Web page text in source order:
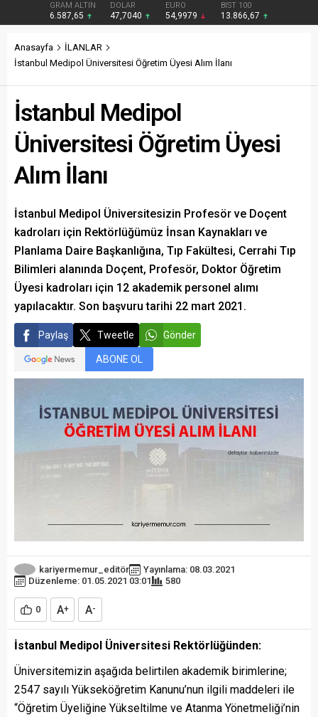
GRAM ALTIN
6.587,65
DOLAR
47,7040
EURO
54,9979
BIST 100
13.866,67
Anasayfa
İLANLAR
İstanbul Medipol Üniversitesi Öğretim Üyesi Alım İlanı
İstanbul Medipol
Üniversitesi Öğretim Üyesi
Alım İlanı
İstanbul Medipol Üniversitesizin Profesör ve Doçent
kadroları için Rektörlüğümüz İnsan Kaynakları ve
Planlama Daire Başkanlığına, Tıp Fakültesi, Cerrahi Tıp
Bilimleri alanında Doçent, Profesör, Doktor Öğretim
Üyesi kadroları için 12 akademik personel alımı
yapılacaktır. Son başvuru tarihi 22 mart 2021.
Paylaş Tweetle Gönder
ABONE OL
kariyermemur_editör
Yayınlama: 08.03.2021
Düzenleme: 01.05.2021 03:01
580
0 A+ A-
İstanbul Medipol Üniversitesi Rektörlüğünden:
Üniversitemizin aşağıda belirtilen akademik birimlerine;
2547 sayılı Yükseköğretim Kanunu’nun ilgili maddeleri ile
“Öğretim Üyeliğine Yükseltilme ve Atanma Yönetmeliği’nin